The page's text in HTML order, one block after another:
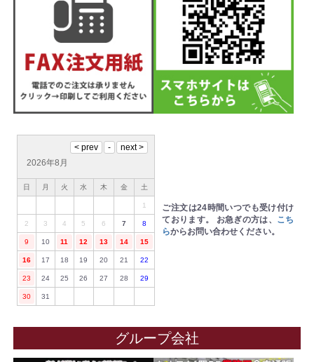
2026年8月
日 月 火 水 木 金 土
1
2 3 4 5 6 7 8
9 10 11 12 13 14 15
16 17 18 19 20 21 22
23 24 25 26 27 28 29
30 31
ご注文は24時間いつでも受け付け
ております。 お急ぎの方は、 こち
らからお問い合わせください。
グループ会社